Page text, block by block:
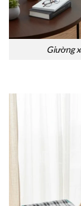
Giường